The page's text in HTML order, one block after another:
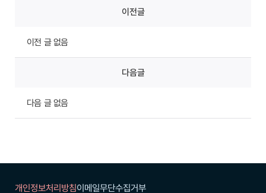
이전글
이전 글 없음
다음글
다음 글 없음
개인정보처리방침이메일무단수집거부